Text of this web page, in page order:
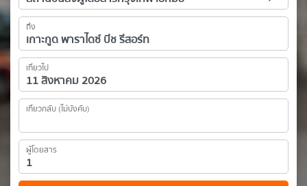
ถึง
เที่ยวไป
เที่ยวกลับ (ไม่บังคับ)
ผู้โดยสาร